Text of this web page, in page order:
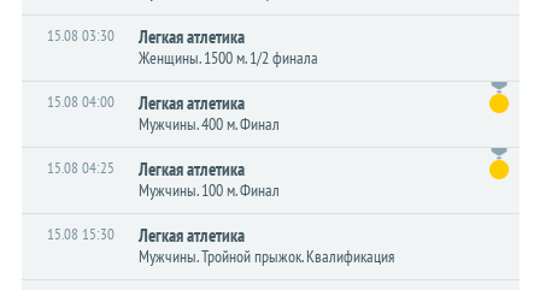
15.08 03:30 Легкая атлетика
Женщины. 1500 м. 1/2 финала
15.08 04:00 Легкая атлетика
Мужчины. 400 м. Финал
15.08 04:25 Легкая атлетика
Мужчины. 100 м. Финал
15.08 15:30 Легкая атлетика
Мужчины. Тройной прыжок. Квалификация